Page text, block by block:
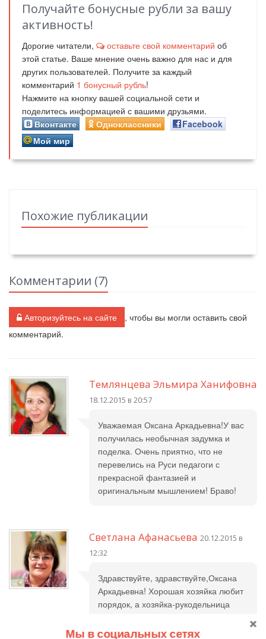
Получайте бонусные рубли за вашу
активность!
Дорогие читатели, оставьте свой комментарий об
этой статье. Ваше мнение очень важно для нас и для
других пользователей. Получите за каждый
комментарий 1 бонусный рубль!
Нажмите на кнопку вашей социальной сети и
поделитесь информацией с вашими друзьями.
Вконтакте
Одноклассники
Facebook
Мой мир
Похожие публикации
Комментарии (7)
Авторизуйтесь на сайте
, чтобы вы могли оставить свой
комментарий.
Темлянцева Эльмира Ханифовна
18.12.2015 в 20:57
Уважаемая Оксана Аркадьевна!У вас
получилась необычная задумка и
поделка. Очень приятно, что не
перевелись на Руси педагоги с
прекрасной фантазией и
оригинальным мышлением! Браво!
Светлана Афанасьева 20.12.2015 в
12:32
Здравствуйте, здравствуйте,Оксана
Аркадьевна! Хорошая хозяйка любит
порядок, а хозяйка-рукодельница
словно по взмаху волшебной
Мы в социальных сетях